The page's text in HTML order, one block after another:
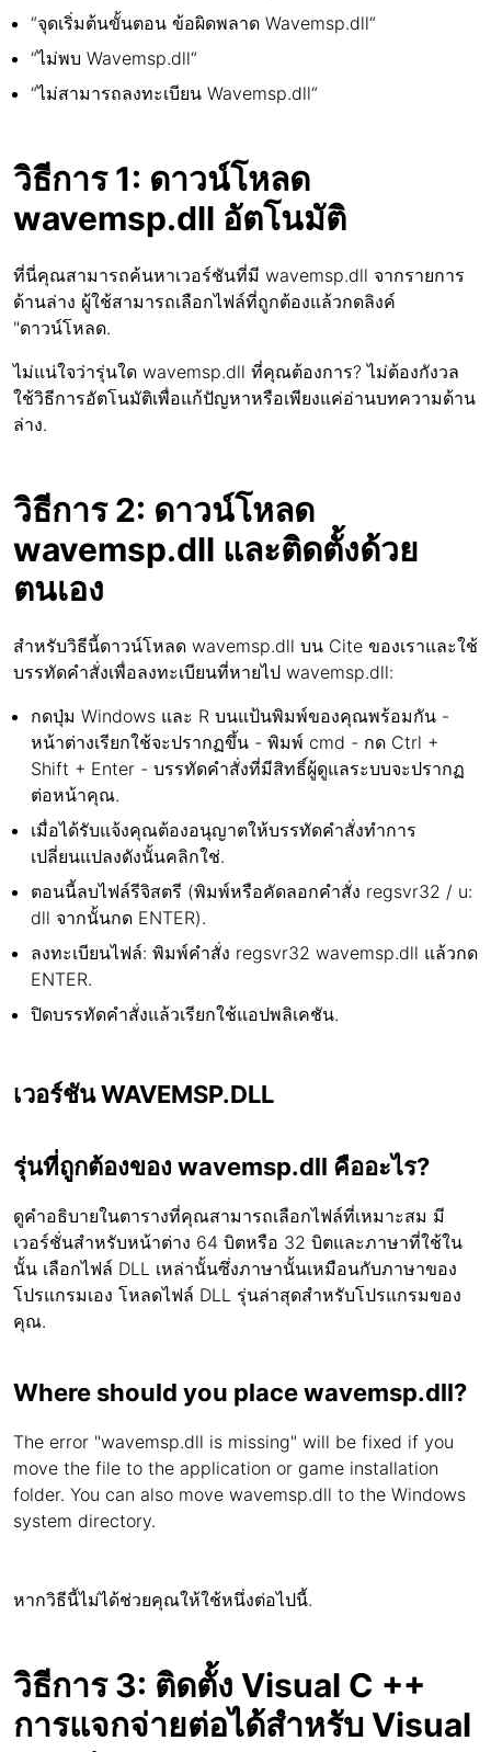
“จุดเริ่มต้นขั้นตอน ข้อผิดพลาด Wavemsp.dll“
“ไม่พบ Wavemsp.dll“
“ไม่สามารถลงทะเบียน Wavemsp.dll“
วิธีการ 1: ดาวน์โหลด
wavemsp.dll อัตโนมัติ
ที่นี่คุณสามารถค้นหาเวอร์ชันที่มี wavemsp.dll จากรายการ
ด้านล่าง ผู้ใช้สามารถเลือกไฟล์ที่ถูกต้องแล้วกดลิงค์
"ดาวน์โหลด.
ไม่แน่ใจว่ารุ่นใด wavemsp.dll ที่คุณต้องการ? ไม่ต้องกังวล
ใช้วิธีการอัตโนมัติเพื่อแก้ปัญหาหรือเพียงแค่อ่านบทความด้าน
ล่าง.
วิธีการ 2: ดาวน์โหลด
wavemsp.dll และติดตั้งด้วย
ตนเอง
สำหรับวิธีนี้ดาวน์โหลด wavemsp.dll บน Cite ของเราและใช้
บรรทัดคำสั่งเพื่อลงทะเบียนที่หายไป wavemsp.dll:
กดปุ่ม Windows และ R บนแป้นพิมพ์ของคุณพร้อมกัน -
หน้าต่างเรียกใช้จะปรากฏขึ้น - พิมพ์ cmd - กด Ctrl +
Shift + Enter - บรรทัดคำสั่งที่มีสิทธิ์ผู้ดูแลระบบจะปรากฏ
ต่อหน้าคุณ.
เมื่อได้รับแจ้งคุณต้องอนุญาตให้บรรทัดคำสั่งทำการ
เปลี่ยนแปลงดังนั้นคลิกใช่.
ตอนนี้ลบไฟล์รีจิสตรี (พิมพ์หรือคัดลอกคำสั่ง regsvr32 / u:
dll จากนั้นกด ENTER).
ลงทะเบียนไฟล์: พิมพ์คำสั่ง regsvr32 wavemsp.dll แล้วกด
ENTER.
ปิดบรรทัดคำสั่งแล้วเรียกใช้แอปพลิเคชัน.
เวอร์ชัน WAVEMSP.DLL
รุ่นที่ถูกต้องของ wavemsp.dll คืออะไร?
ดูคำอธิบายในตารางที่คุณสามารถเลือกไฟล์ที่เหมาะสม มี
เวอร์ชั่นสำหรับหน้าต่าง 64 บิตหรือ 32 บิตและภาษาที่ใช้ใน
นั้น เลือกไฟล์ DLL เหล่านั้นซึ่งภาษานั้นเหมือนกับภาษาของ
โปรแกรมเอง โหลดไฟล์ DLL รุ่นล่าสุดสำหรับโปรแกรมของ
คุณ.
Where should you place wavemsp.dll?
The error "wavemsp.dll is missing" will be fixed if you
move the file to the application or game installation
folder. You can also move wavemsp.dll to the Windows
system directory.
หากวิธีนี้ไม่ได้ช่วยคุณให้ใช้หนึ่งต่อไปนี้.
วิธีการ 3: ติดตั้ง Visual C ++
การแจกจ่ายต่อได้สำหรับ Visual